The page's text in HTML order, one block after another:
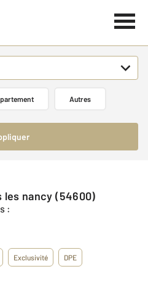
Autres
les nancy (54600)
:
Exclusivité DPE